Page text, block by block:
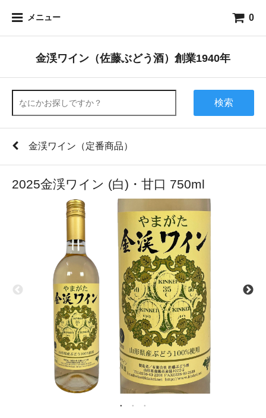
メニュー 0
金渓ワイン（佐藤ぶどう酒）創業1940年
検索
金渓ワイン（定番商品）
2025金渓ワイン (白)・甘口 750ml